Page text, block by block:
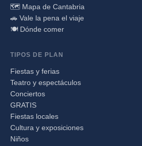
🗺️ Mapa de Cantabria
🚗 Vale la pena el viaje
🍽️ Dónde comer
TIPOS DE PLAN
Fiestas y ferias
Teatro y espectáculos
Conciertos
GRATIS
Fiestas locales
Cultura y exposiciones
Niños